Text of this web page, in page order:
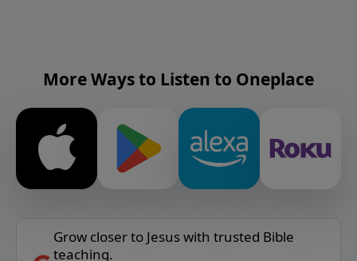
More Ways to Listen to Oneplace
Grow closer to Jesus with trusted Bible
teaching.